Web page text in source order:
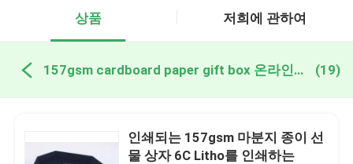
상품 저희에 관하여
157gsm cardboard paper gift box 온라인 제조 (19)
인쇄되는 157gsm 마분지 종이 선
물 상자 6C Litho를 인쇄하는